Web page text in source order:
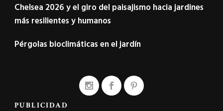
Chelsea 2026 y el giro del paisajismo hacia jardines
más resilientes y humanos
Pérgolas bioclimáticas en el jardín
PUBLICIDAD